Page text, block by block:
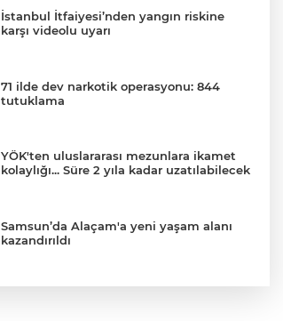
İstanbul İtfaiyesi’nden yangın riskine
karşı videolu uyarı
71 ilde dev narkotik operasyonu: 844
tutuklama
YÖK'ten uluslararası mezunlara ikamet
kolaylığı... Süre 2 yıla kadar uzatılabilecek
Samsun’da Alaçam'a yeni yaşam alanı
kazandırıldı